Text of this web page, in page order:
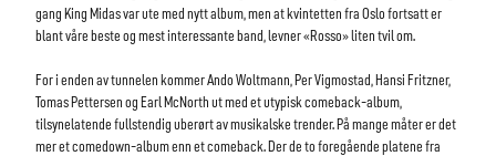
gang King Midas var ute med nytt album, men at kvintetten fra Oslo fortsatt er
blant våre beste og mest interessante band, levner «Rosso» liten tvil om.
For i enden av tunnelen kommer Ando Woltmann, Per Vigmostad, Hansi Fritzner,
Tomas Pettersen og Earl McNorth ut med et utypisk comeback-album,
tilsynelatende fullstendig uberørt av musikalske trender. På mange måter er det
mer et comedown-album enn et comeback. Der de to foregående platene fra